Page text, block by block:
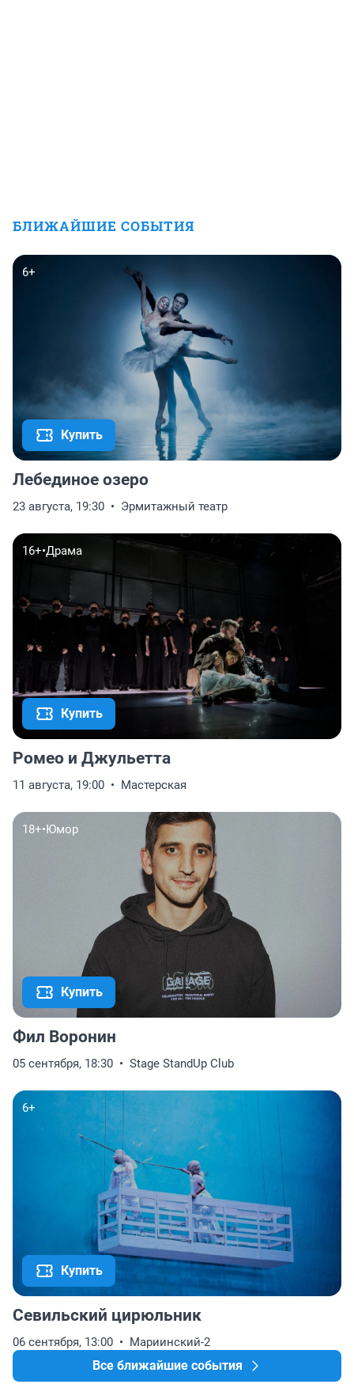
БЛИЖАЙШИЕ СОБЫТИЯ
6+
Купить
Лебединое озеро
23 августа, 19:30 Эрмитажный театр
16+•Драма
Купить
Ромео и Джульетта
11 августа, 19:00 Мастерская
18+•Юмор
Купить
Фил Воронин
05 сентября, 18:30 Stage StandUp Club
6+
Купить
Севильский цирюльник
06 сентября, 13:00 Мариинский-2
Все ближайшие события